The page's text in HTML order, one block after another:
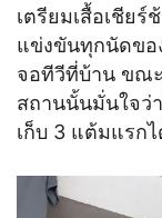
เตรียมเสื้อเชีย
แข่งขันทุกนัดข
จอทีวีที่บ้าน ขณ
สถานนั้นมั่นใจว่
เก็บ 3 แต้มแรกไ